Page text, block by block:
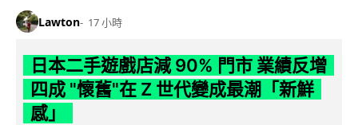
Lawton 17 小時
日本二手遊戲店減 90% 門市 業績反增
四成 "懷舊"在 Z 世代變成最潮「新鮮
感」